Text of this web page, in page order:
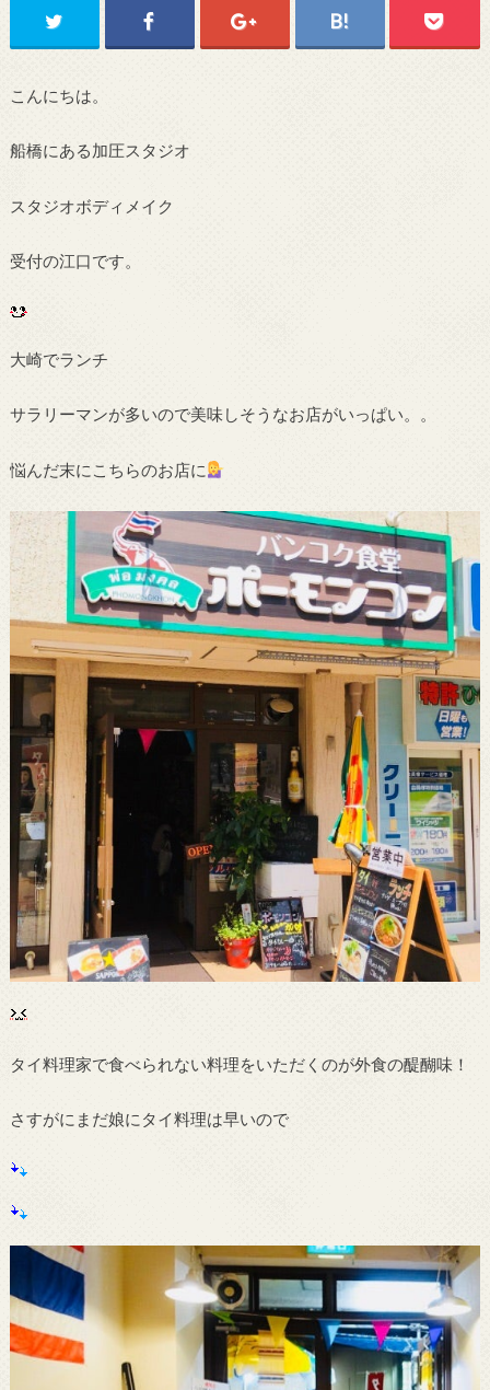
こんにちは。
船橋にある加圧スタジオ
スタジオボディメイク
受付の江口です。
大崎でランチ
サラリーマンが多いので美味しそうなお店がいっぱい。。
悩んだ末にこちらのお店に
タイ料理家で食べられない料理をいただくのが外食の醍醐味！
さすがにまだ娘にタイ料理は早いので